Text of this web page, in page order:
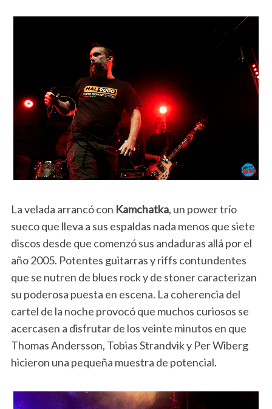
La velada arrancó con Kamchatka, un power trío
sueco que lleva a sus espaldas nada menos que siete
discos desde que comenzó sus andaduras allá por el
año 2005. Potentes guitarras y riffs contundentes
que se nutren de blues rock y de stoner caracterizan
su poderosa puesta en escena. La coherencia del
cartel de la noche provocó que muchos curiosos se
acercasen a disfrutar de los veinte minutos en que
Thomas Andersson, Tobias Strandvik y Per Wiberg
hicieron una pequeña muestra de potencial.